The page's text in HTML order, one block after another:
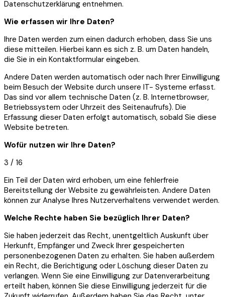
Datenschutzerklärung entnehmen.
Wie erfassen wir Ihre Daten?
Ihre Daten werden zum einen dadurch erhoben, dass Sie uns
diese mitteilen. Hierbei kann es sich z. B. um Daten handeln,
die Sie in ein Kontaktformular eingeben.
Andere Daten werden automatisch oder nach Ihrer Einwilligung
beim Besuch der Website durch unsere IT- Systeme erfasst.
Das sind vor allem technische Daten (z. B. Internetbrowser,
Betriebssystem oder Uhrzeit des Seitenaufrufs). Die
Erfassung dieser Daten erfolgt automatisch, sobald Sie diese
Website betreten.
Wofür nutzen wir Ihre Daten?
3 / 16
Ein Teil der Daten wird erhoben, um eine fehlerfreie
Bereitstellung der Website zu gewährleisten. Andere Daten
können zur Analyse Ihres Nutzerverhaltens verwendet werden.
Welche Rechte haben Sie bezüglich Ihrer Daten?
Sie haben jederzeit das Recht, unentgeltlich Auskunft über
Herkunft, Empfänger und Zweck Ihrer gespeicherten
personenbezogenen Daten zu erhalten. Sie haben außerdem
ein Recht, die Berichtigung oder Löschung dieser Daten zu
verlangen. Wenn Sie eine Einwilligung zur Datenverarbeitung
erteilt haben, können Sie diese Einwilligung jederzeit für die